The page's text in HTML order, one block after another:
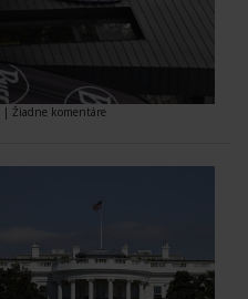
| Žiadne komentáre